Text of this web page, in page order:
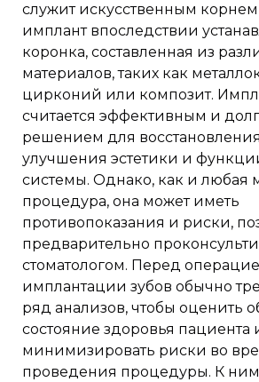
служит искусственным корнем
имплант впоследствии
коронка, составленная из
материалов, таких как
цирконий или композит.
считается эффективным и
решением для
улучшения эстетики и
системы. Однако, как и любая
процедура, она может иметь
противопоказания и риски,
предварительно
стоматологом. Перед
имплантации зубов обычно
ряд анализов, чтобы оценить
состояние здоровья пациента
минимизировать риски во
проведения процедуры. К ним